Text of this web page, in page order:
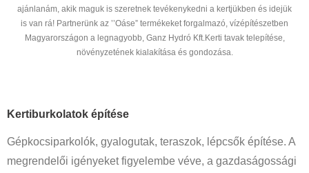
ajánlanám, akik maguk is szeretnek tevékenykedni a kertjükben és idejük
is van rá! Partnerünk az ’’Oáse” termékeket forgalmazó, vízépítészetben
Magyarországon a legnagyobb, Ganz Hydró Kft.Kerti tavak telepítése,
növényzetének kialakítása és gondozása.
Kertiburkolatok építése
Gépkocsiparkolók, gyalogutak, teraszok, lépcsők építése. A
megrendelői igényeket figyelembe véve, a gazdaságossági